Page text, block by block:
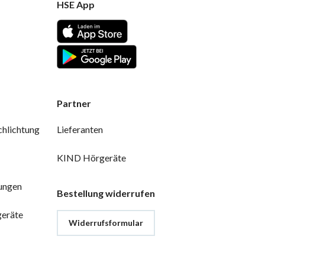
HSE App
Partner
Lieferanten
KIND Hörgeräte
Bestellung widerrufen
Widerrufsformular